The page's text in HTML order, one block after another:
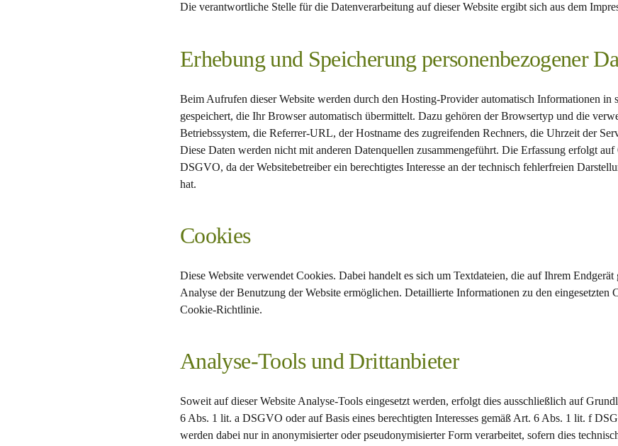
Die verantwortliche Stelle für die Datenverarbeitung auf dieser Website ergibt sich aus dem
Erhebung und Speicherung personenbezogener
Beim Aufrufen dieser Website werden durch den Hosting-Provider automatisch Informationen in
gespeichert, die Ihr Browser automatisch übermittelt. Dazu gehören der Browsertyp und die
Betriebssystem, die Referrer-URL, der Hostname des zugreifenden Rechners, die Uhrzeit der
Diese Daten werden nicht mit anderen Datenquellen zusammengeführt. Die Erfassung erfolgt
DSGVO, da der Websitebetreiber ein berechtigtes Interesse an der technisch fehlerfreien
hat.
Cookies
Diese Website verwendet Cookies. Dabei handelt es sich um Textdateien, die auf Ihrem
Analyse der Benutzung der Website ermöglichen. Detaillierte Informationen zu den eingesetzten
Cookie-Richtlinie.
Analyse-Tools und Drittanbieter
Soweit auf dieser Website Analyse-Tools eingesetzt werden, erfolgt dies ausschließlich auf
6 Abs. 1 lit. a DSGVO oder auf Basis eines berechtigten Interesses gemäß Art. 6 Abs. 1 lit. f
werden dabei nur in anonymisierter oder pseudonymisierter Form verarbeitet, sofern dies